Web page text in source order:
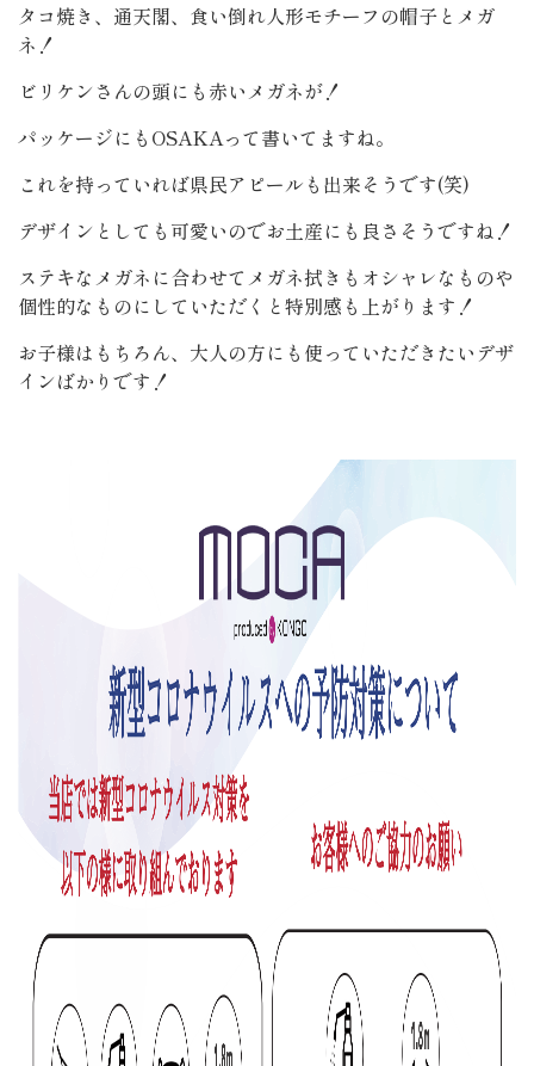
タコ焼き、通天閣、食い倒れ人形モチーフの帽子とメガ
ネ！
ビリケンさんの頭にも赤いメガネが！
パッケージにもOSAKAって書いてますね。
これを持っていれば県民アピールも出来そうです(笑)
デザインとしても可愛いのでお土産にも良さそうですね！
ステキなメガネに合わせてメガネ拭きもオシャレなものや
個性的なものにしていただくと特別感も上がります！
お子様はもちろん、大人の方にも使っていただきたいデザ
インばかりです！